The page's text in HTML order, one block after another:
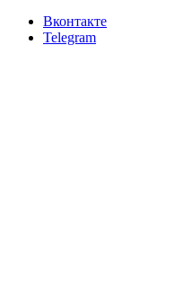
Вконтакте
Telegram